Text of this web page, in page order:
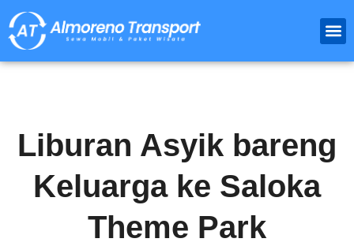
Liburan Asyik bareng
Keluarga ke Saloka
Theme Park